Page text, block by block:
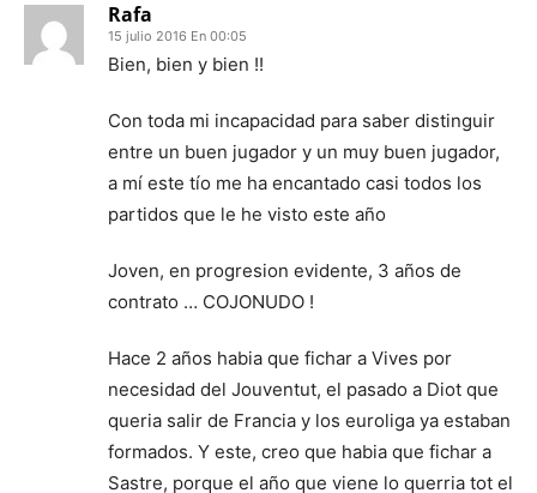
Rafa
15 julio 2016 En 00:05
Bien, bien y bien !!
Con toda mi incapacidad para saber distinguir
entre un buen jugador y un muy buen jugador,
a mí este tío me ha encantado casi todos los
partidos que le he visto este año
Joven, en progresion evidente, 3 años de
contrato … COJONUDO !
Hace 2 años habia que fichar a Vives por
necesidad del Jouventut, el pasado a Diot que
queria salir de Francia y los euroliga ya estaban
formados. Y este, creo que habia que fichar a
Sastre, porque el año que viene lo querria tot el